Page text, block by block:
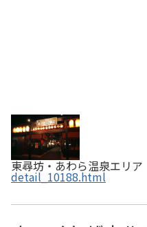
東尋坊・あわら温泉エリア
detail_10188.html